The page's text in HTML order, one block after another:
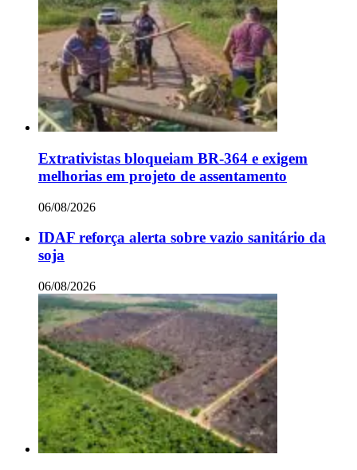
Extrativistas bloqueiam BR-364 e exigem
melhorias em projeto de assentamento
06/08/2026
IDAF reforça alerta sobre vazio sanitário da
soja
06/08/2026